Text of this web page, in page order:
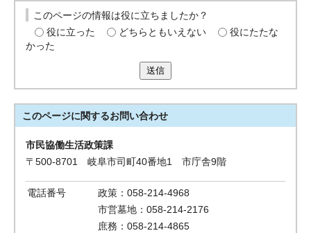
このページの情報は役に立ちましたか？
役に立った
どちらともいえない
役にたたな
かった
送信
このページに関するお問い合わせ
市民協働生活政策課
〒500-8701 岐阜市司町40番地1 市庁舎9階
電話番号
政策：058-214-4968
市営墓地：058-214-2176
庶務：058-214-4865